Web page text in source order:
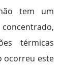
tem um
térmicas
ocorreu este